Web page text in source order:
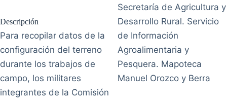
Descripción
Para recopilar datos de la
configuración del terreno
durante los trabajos de
campo, los militares
integrantes de la Comisión
Secretaría de Agricultura y
Desarrollo Rural. Servicio
de Información
Agroalimentaria y
Pesquera. Mapoteca
Manuel Orozco y Berra